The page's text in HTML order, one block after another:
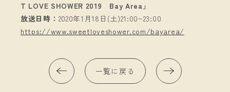
T LOVE SHOWER 2019 Bay Area」
放送日時： 2020年1月18日(土)21:00~23:00
https://www.sweetloveshower.com/bayarea/
一覧に戻る